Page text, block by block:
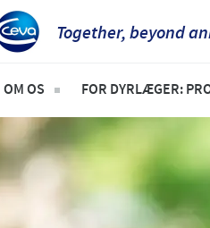
Together, beyond
OM OS
Socialt ansvar
Ceva Nordic
FOR DYRLÆGER:
Til kæledyr